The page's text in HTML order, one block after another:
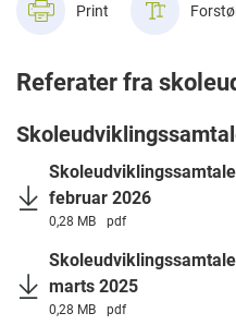
Print
Referater fra
februar 2026
0,28 MB pdf
marts 2025
0,28 MB pdf